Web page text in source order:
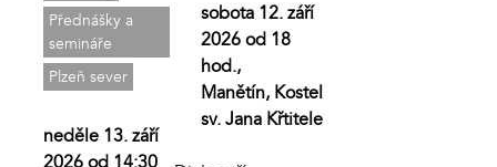
Přednášky a
semináře
Plzeň sever
neděle 13. září
sobota 12. září
2026 od 18
hod.,
Manětín, Kostel
sv. Jana Křtitele